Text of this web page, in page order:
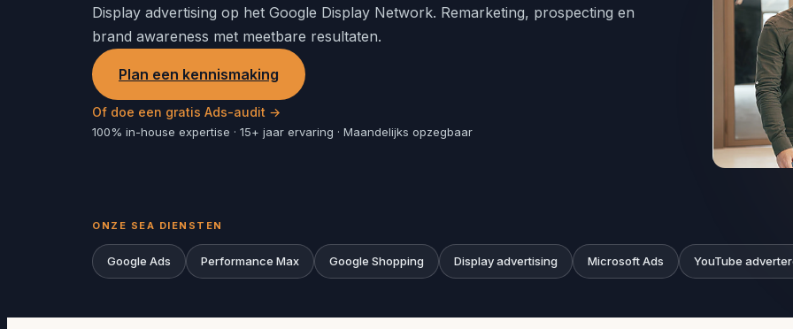
Display advertising op het Google Display Network. Remarketing, prospecting en
brand awareness met meetbare resultaten.
Plan een kennismaking
Of doe een gratis Ads-audit →
100% in-house expertise · 15+ jaar ervaring · Maandelijks opzegbaar
ONZE SEA DIENSTEN
Google Ads Performance Max Google Shopping Display advertising Microsoft Ads YouTube